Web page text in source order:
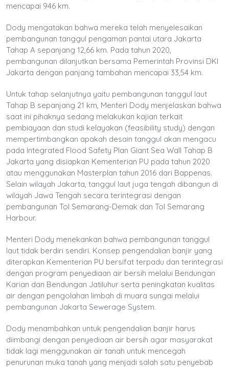
mencapai 946 km.
Dody mengatakan bahwa mereka telah menyelesaikan
pembangunan tanggul pengaman pantai utara Jakarta
Tahap A sepanjang 12,66 km. Pada tahun 2020,
pembangunan dilanjutkan bersama Pemerintah Provinsi DKI
Jakarta dengan panjang tambahan mencapai 33,54 km.
Untuk tahap selanjutnya yaitu pembangunan tanggul laut
Tahap B sepanjang 21 km, Menteri Dody menjelaskan bahwa
saat ini pihaknya sedang melakukan kajian terkait
pembiayaan dan studi kelayakan (feasibility study) dengan
mempertimbangkan apakah desain tanggul akan mengacu
pada Integrated Flood Safety Plan Giant Sea Wall Tahap B
Jakarta yang disiapkan Kementerian PU pada tahun 2020
atau menggunakan Masterplan tahun 2016 dari Bappenas.
Selain wilayah Jakarta, tanggul laut juga tengah dibangun di
wilayah Jawa Tengah secara terintegrasi dengan
pembangunan Tol Semarang-Demak dan Tol Semarang
Harbour.
Menteri Dody menekankan bahwa pembangunan tanggul
laut tidak berdiri sendiri. Konsep pengendalian banjir yang
diterapkan Kementerian PU bersifat terpadu dan terintegrasi
dengan program penyediaan air bersih melalui Bendungan
Karian dan Bendungan Jatiluhur serta peningkatan kualitas
air dengan pengolahan limbah di muara sungai melalui
pembangunan Jakarta Sewerage System.
Dody menambahkan untuk pengendalian banjir harus
diimbangi dengan penyediaan air bersih agar masyarakat
tidak lagi menggunakan air tanah untuk mencegah
penurunan muka tanah yang menjadi salah satu penyebab